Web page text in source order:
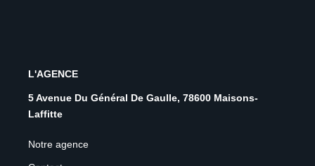
L'AGENCE
5 Avenue Du Général De Gaulle, 78600 Maisons-
Laffitte
Notre agence